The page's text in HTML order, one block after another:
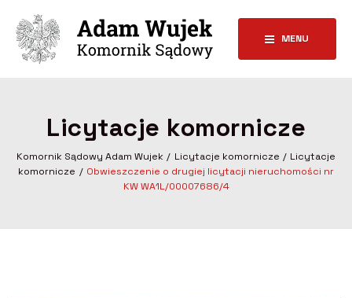
MENU
Licytacje komornicze
Komornik Sądowy Adam Wujek Licytacje komornicze
Licytacje
komornicze
Obwieszczenie o drugiej licytacji nieruchomości nr
KW WA1L/00007686/4